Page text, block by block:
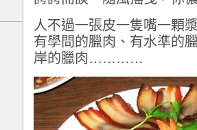
人不過一張皮一隻嘴一顆
有學問的臘肉、有水準的
岸的臘肉…………